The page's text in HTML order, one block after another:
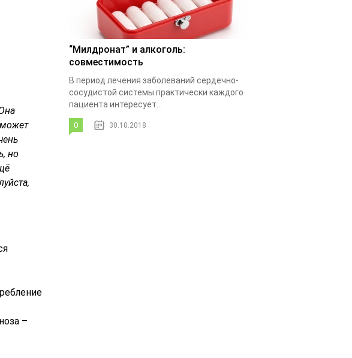
может
но
–
“Милдронат” и алкоголь:
совместимость
В период лечения заболеваний сердечно-
сосудистой системы практически каждого
пациента интересует...
0 30.10.2018